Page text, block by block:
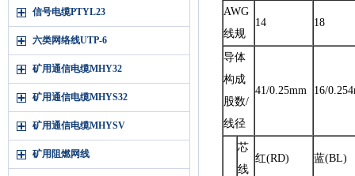
信号电缆PTYL23
六类网络线UTP-6
矿用通信电缆MHY32
矿用通信电缆MHYS32
矿用通信电缆MHYSV
矿用阻燃网线
AWG
线规
14 18
导体
构成
股数/
线径
41/0.25mm 16/
芯
线
红(RD) 蓝(BL)